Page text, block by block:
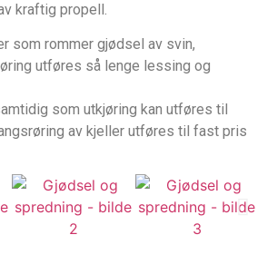
kraftig propell.
som rommer gjødsel av svin,
utføres så lenge lessing og
som utkjøring kan utføres til
av kjeller utføres til fast pris